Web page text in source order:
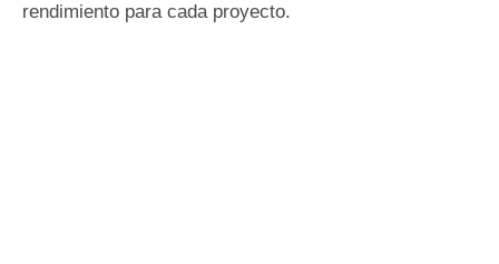
rendimiento para cada proyecto.